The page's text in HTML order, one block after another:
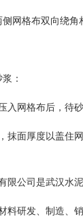
网格布双向绕角
：
入网格布后，待
抹面厚度以盖住网
限公司是武汉水
料研发、制造、